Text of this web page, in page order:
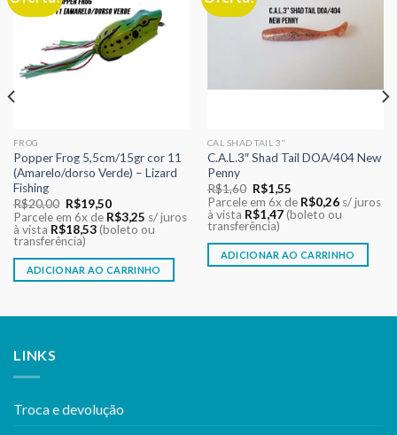
aos meus
desejos
FROG
Popper Frog 5,5cm/15gr cor 11
(Amarelo/dorso Verde) – Lizard
Fishing
R$20,00 O
preço
original
era:
R$20,00.
R$19,50O
preço
atual
é:
Parcele em 6x de R$3,25 s/ juros
à vista R$18,53 (boleto ou
transferência)
ADICIONAR AO CARRINHO
aos meus
desejos
CAL SHAD TAIL 3"
C.A.L.3″ Shad Tail DOA/404 New
Penny
R$1,60 O
preço
original
era:
R$1,60.
R$1,55O
preço
atual
é:
Parcele em 6x de R$0,26 s/ juros
à vista R$1,47 (boleto ou
transferência)
ADICIONAR AO CARRINHO
LINKS
Troca e devolução